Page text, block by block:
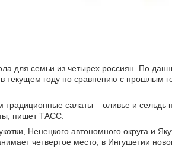
для семьи из четырех россиян. По
текущем году по сравнению с прошлым
традиционные салаты – оливье и
пишет ТАСС.
Ненецкого автономного округа и
четвертое место, в Ингушетии